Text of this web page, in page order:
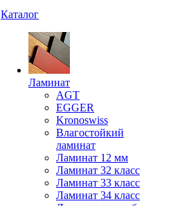
Каталог
Ламинат
AGT
EGGER
Kronoswiss
Влагостойкий
ламинат
Ламинат 12 мм
Ламинат 32 класс
Ламинат 33 класс
Ламинат 34 класс